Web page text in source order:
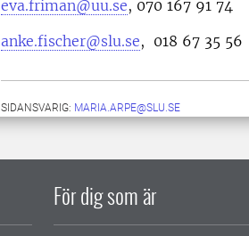
eva.friman@uu.se, 070 167 91 74
anke.fischer@slu.se, 018 67 35 56
SIDANSVARIG: MARIA.ARPE@SLU.SE
För dig som är